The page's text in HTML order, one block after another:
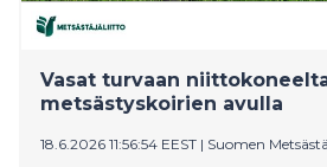
Vasat turvaan
metsästyskoirien avulla
18.6.2026 11:56:54 EEST | Suomen